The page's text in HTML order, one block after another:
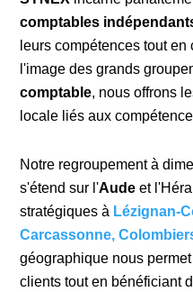
comptables
leurs compétences tout
l'image des grands
comptable, nous offrons
locale liés aux
Notre regroupement à
s'étend sur l'Aude et
stratégiques à Lézignan-
Carcassonne,
géographique nous
clients tout en bénéficiant